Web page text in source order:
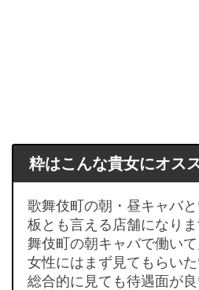
粋はこんな貴女にオス
歌舞伎町の朝・昼キャバ
板とも言える店舗になり
舞伎町の朝キャバで働い
女性にはまず見てもらいた
総合的に見ても待遇面が